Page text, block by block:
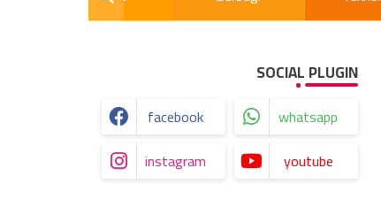
SOCIAL PLUGIN
facebook
whatsapp
instagram
youtube